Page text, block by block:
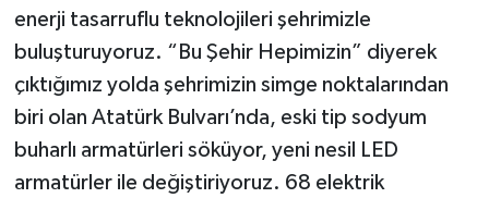
enerji tasarruflu teknolojileri şehrimizle
buluşturuyoruz. “Bu Şehir Hepimizin” diyerek
çıktığımız yolda şehrimizin simge noktalarından
biri olan Atatürk Bulvarı’nda, eski tip sodyum
buharlı armatürleri söküyor, yeni nesil LED
armatürler ile değiştiriyoruz. 68 elektrik